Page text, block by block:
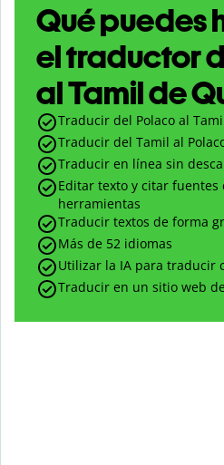
Qué puedes
el traductor
al Tamil de
Traducir del Polaco al
Traducir del Tamil al
Traducir en línea sin
Editar texto y citar fuentes
herramientas
Traducir textos de forma
Más de 52 idiomas
Utilizar la IA para traducir
Traducir en un sitio web